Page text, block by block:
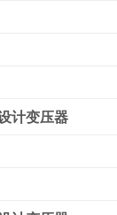
计变压器